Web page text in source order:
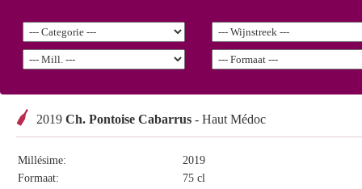
2019 Ch. Pontoise Cabarrus - Haut Médoc
Millésime:
2019
Formaat:
75 cl